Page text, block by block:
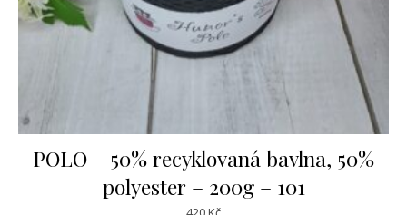
POLO – 50% recyklovaná bavlna, 50%
polyester – 200g – 101